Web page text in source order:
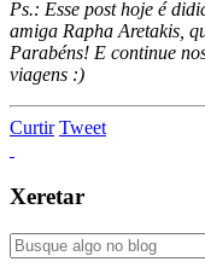
Ps.: Esse post hoje é
amiga Rapha Aretakis,
Parabéns! E continue
viagens :)
Curtir Tweet
Xeretar